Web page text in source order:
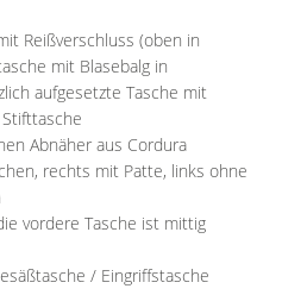
Reißverschluss (oben in
mit Blasebalg in
aufgesetzte Tasche mit
Abnäher aus Cordura
rechts mit Patte, links ohne
vordere Tasche ist mittig
/ Eingriffstasche